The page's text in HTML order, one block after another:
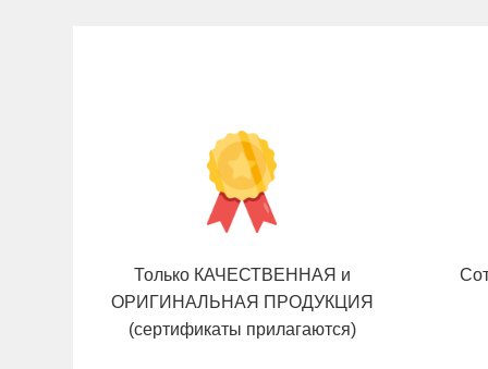
Только КАЧЕСТВЕННАЯ и
ОРИГИНАЛЬНАЯ ПРОДУКЦИЯ
(сертификаты прилагаются)